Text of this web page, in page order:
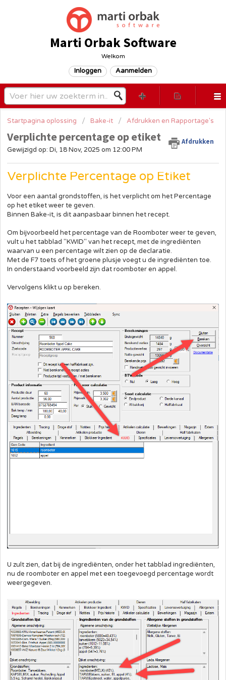
Marti Orbak Software
Welkom
Inloggen Aanmelden
Startpagina oplossing Bake-it Afdrukken en Rapportage's
Verplichte percentage op etiket Afdrukken
Gewijzigd op: Di, 18 Nov, 2025 om 12:00 PM
Verplichte Percentage op Etiket
Voor een aantal grondstoffen, is het verplicht om het Percentage
op het etiket weer te geven.
Binnen Bake-it, is dit aanpasbaar binnen het recept.
Om bijvoorbeeld het percentage van de Roomboter weer te geven,
vult u het tabblad "KWID" van het recept, met de ingrediënten
waarvan u een percentage wilt zien op de declaratie.
Met de F7 toets of het groene plusje voegt u de ingrediënten toe.
In onderstaand voorbeeld zijn dat roomboter en appel.
Vervolgens klikt u op bereken.
U zult zien, dat bij de ingrediënten, onder het tabblad ingrediënten,
nu de roomboter en appel met een toegevoegd percentage wordt
weergegeven.